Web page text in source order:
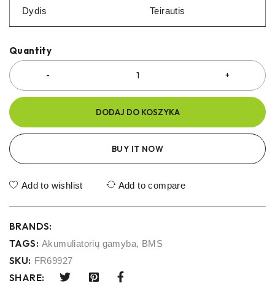
Dydis Teirautis
Quantity
DODAJ DO KOSZYKA
BUY IT NOW
Add to wishlist Add to compare
BRANDS:
TAGS: Akumuliatorių gamyba, BMS
SKU: FR69927
SHARE: